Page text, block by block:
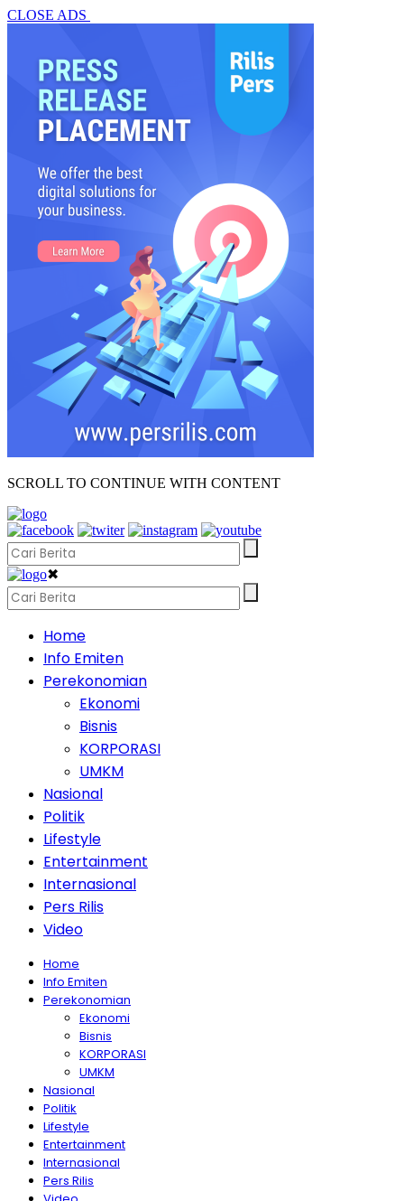
CLOSE ADS
SCROLL TO CONTINUE WITH CONTENT
✖
Home
Info Emiten
Perekonomian
Ekonomi
Bisnis
KORPORASI
UMKM
Nasional
Politik
Lifestyle
Entertainment
Internasional
Pers Rilis
Video
Home
Info Emiten
Perekonomian
Ekonomi
Bisnis
KORPORASI
UMKM
Nasional
Politik
Lifestyle
Entertainment
Internasional
Pers Rilis